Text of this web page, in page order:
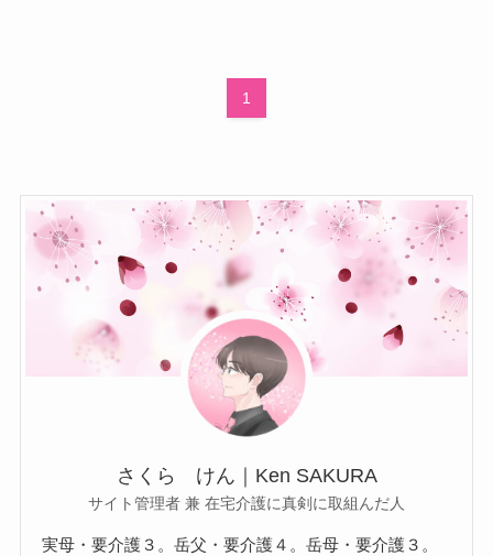
1
さくら けん｜Ken SAKURA
サイト管理者 兼 在宅介護に真剣に取組んだ人
実母・要介護３。岳父・要介護４。岳母・要介護３。